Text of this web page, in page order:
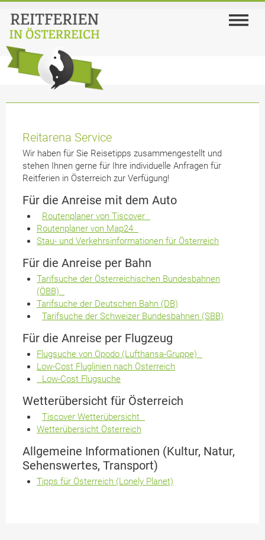
Reitarena Service
Wir haben für Sie Reisetipps zusammengestellt und
stehen Ihnen gerne für Ihre individuelle Anfragen für
Reitferien in Österreich zur Verfügung!
Für die Anreise mit dem Auto
Routenplaner von Tiscover
Routenplaner von Map24
Stau- und Verkehrsinformationen für Österreich
Für die Anreise per Bahn
Tarifsuche der Österreichischen Bundesbahnen
(ÖBB)
Tarifsuche der Deutschen Bahn (DB)
Tarifsuche der Schweizer Bundesbahnen (SBB)
Für die Anreise per Flugzeug
Flugsuche von Opodo (Lufthansa-Gruppe)
Low-Cost Fluglinien nach Österreich
Low-Cost Flugsuche
Wetterübersicht für Österreich
Tiscover Wetterübersicht
Wetterübersicht Österreich
Allgemeine Informationen (Kultur, Natur,
Sehenswertes, Transport)
Tipps für Österreich (Lonely Planet)